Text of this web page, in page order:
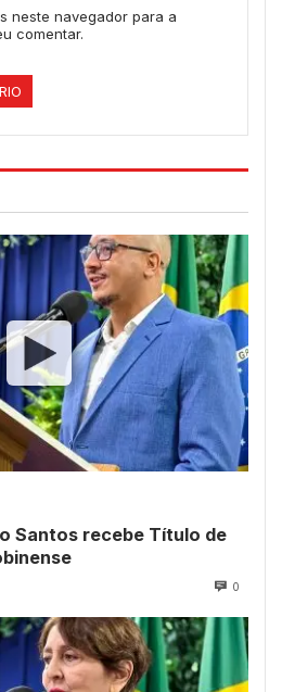
neste navegador para a
comentar.
Santos recebe Título de
0